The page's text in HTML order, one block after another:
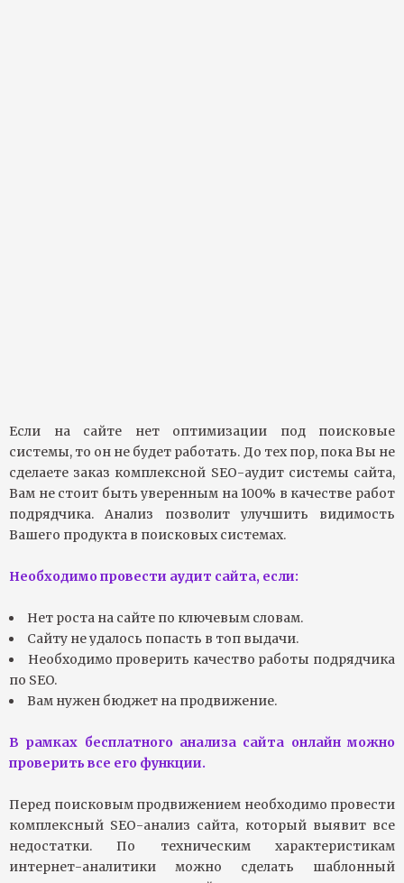
Если на сайте нет оптимизации под поисковые
системы, то он не будет работать. До тех пор, пока Вы не
сделаете заказ комплексной SEO-аудит системы сайта,
Вам не стоит быть уверенным на 100% в качестве работ
подрядчика. Анализ позволит улучшить видимость
Вашего продукта в поисковых системах.
Необходимо провести аудит сайта, если:
Нет роста на сайте по ключевым словам.
Сайту не удалось попасть в топ выдачи.
Необходимо проверить качество работы подрядчика
по SEO.
Вам нужен бюджет на продвижение.
В рамках бесплатного анализа сайта онлайн можно
проверить все его функции.
Перед поисковым продвижением необходимо провести
комплексный SEO-анализ сайта, который выявит все
недостатки. По техническим характеристикам
интернет-аналитики можно сделать шаблонный